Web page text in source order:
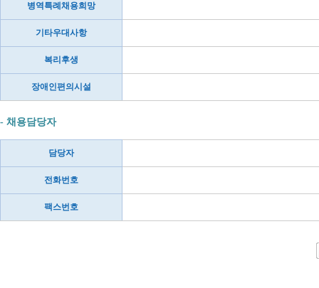
병역특례채용희망
기타우대사항
복리후생
장애인편의시설
- 채용담당자
담당자
전화번호
팩스번호